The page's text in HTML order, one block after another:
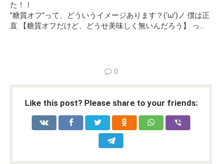
た！！
”糖質オフ”って、どういうイメージあります？(‘ω’)ノ 僕は正
直 【糖質オフだけど、どうせ美味しく無いんだろう】 っ…
0
Like this post? Please share to your friends: